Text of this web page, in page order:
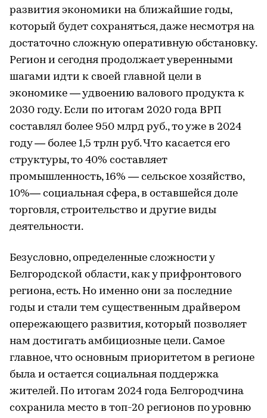
развития экономики на ближайшие годы,
который будет сохраняться, даже несмотря на
достаточно сложную оперативную обстановку.
Регион и сегодня продолжает уверенными
шагами идти к своей главной цели в
экономике — удвоению валового продукта к
2030 году. Если по итогам 2020 года ВРП
составлял более 950 млрд руб., то уже в 2024
году — более 1,5 трлн руб. Что касается его
структуры, то 40% составляет
промышленность, 16% — сельское хозяйство,
10%— социальная сфера, в оставшейся доле
торговля, строительство и другие виды
деятельности.
Безусловно, определенные сложности у
Белгородской области, как у прифронтового
региона, есть. Но именно они за последние
годы и стали тем существенным драйвером
опережающего развития, который позволяет
нам достигать амбициозные цели. Самое
главное, что основным приоритетом в регионе
была и остается социальная поддержка
жителей. По итогам 2024 года Белгородчина
сохранила место в топ-20 регионов по уровню